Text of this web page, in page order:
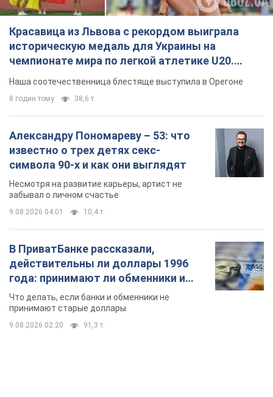
Красавица из Львова с рекордом выиграла
историческую медаль для Украины на
чемпионате мира по легкой атлетике U20.
Видео
Наша соотечественница блестяще выступила в Орегоне
8 годин тому 38,6 т.
Александру Пономареву – 53: что
известно о трех детях секс-
символа 90-х и как они выглядят
Несмотря на развитие карьеры, артист не
забывал о личном счастье
9.08.2026 04:01 10,4 т.
В ПриватБанке рассказали,
действительны ли доллары 1996
года: принимают ли обменники и
банки такие купюры
Что делать, если банки и обменники не
принимают старые доллары
9.08.2026 02:20 91,3 т.